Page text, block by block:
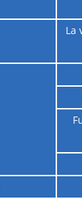
La